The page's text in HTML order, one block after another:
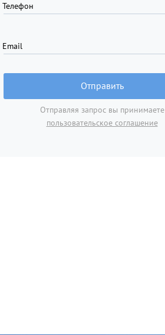
Телефон
Email
Отправить
Отправляя запрос вы принимаете
пользовательское соглашение